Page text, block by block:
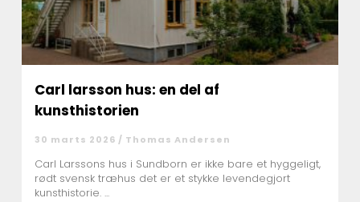
Carl larsson hus: en del af
kunsthistorien
30 marts 2026 / Thomas Andersen
Carl Larssons hus i Sundborn er ikke bare et hyggeligt,
rødt svensk træhus det er et stykke levendegjort
kunsthistorie. ...